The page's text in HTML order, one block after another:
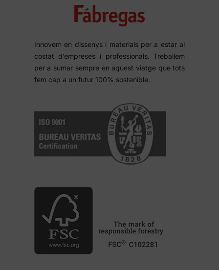
Innovem en dissenys i materials per a estar al
costat d’empreses i professionals. Treballem
per a sumar sempre en aquest viatge que tots
fem cap a un futur 100% sostenible.